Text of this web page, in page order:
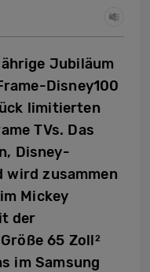
Jubiläum
Disney100
limitierten
TVs. Das
Disney-
wird zusammen
Mickey
der
65 Zoll2
im Samsung